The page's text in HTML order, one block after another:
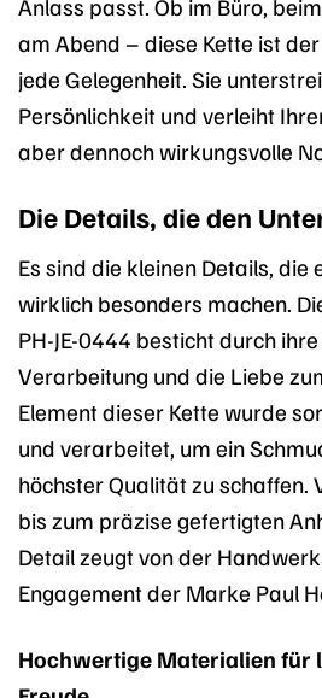
Anlass passt. Ob im Büro,
am Abend – diese Kette ist
jede Gelegenheit. Sie
Persönlichkeit und verleiht
aber dennoch wirkungsvolle
Die Details, die den
Es sind die kleinen Details, die
wirklich besonders machen.
PH-JE-0444 besticht durch
Verarbeitung und die Liebe
Element dieser Kette wurde
und verarbeitet, um ein
höchster Qualität zu schaffen.
bis zum präzise gefertigten
Detail zeugt von der
Engagement der Marke Paul
Hochwertige Materialien für